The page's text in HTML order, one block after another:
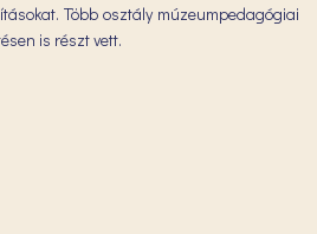
Több osztály múzeumpedagógiai
is részt vett.